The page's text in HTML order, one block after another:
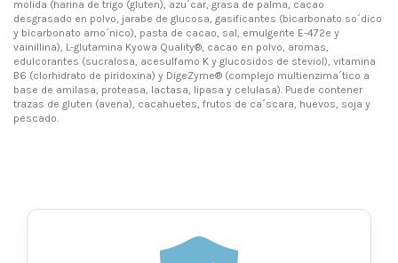
molida (harina de trigo (gluten), azu´car, grasa de palma, cacao
desgrasado en polvo, jarabe de glucosa, gasificantes (bicarbonato so´dico
y bicarbonato amo´nico), pasta de cacao, sal, emulgente E-472e y
vainillina), L-glutamina Kyowa Quality®, cacao en polvo, aromas,
edulcorantes (sucralosa, acesulfamo K y glucosidos de steviol), vitamina
B6 (clorhidrato de piridoxina) y DigeZyme® (complejo multienzima´tico a
base de amilasa, proteasa, lactasa, lipasa y celulasa). Puede contener
trazas de gluten (avena), cacahuetes, frutos de ca´scara, huevos, soja y
pescado.